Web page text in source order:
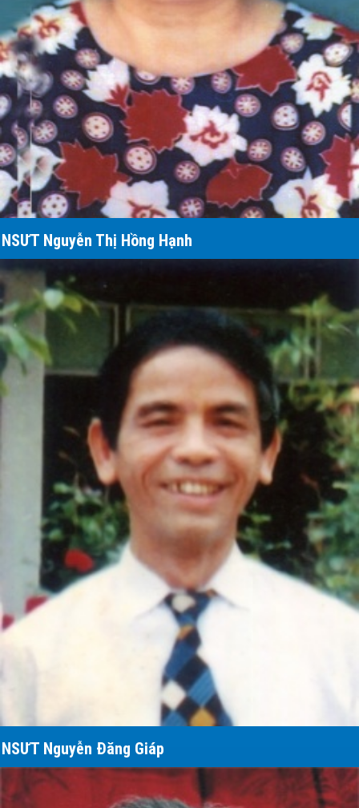
NSƯT Nguyễn Thị Hồng Hạnh
NSƯT Nguyễn Đăng Giáp